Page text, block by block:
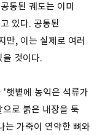
통된 궤도는 이미
있다. 공통된
만, 이는 실제로 여러
것이다.
햇볕에 농익은 석류가
로 붉은 내장을 툭
는 가죽이 연약한 뼈와